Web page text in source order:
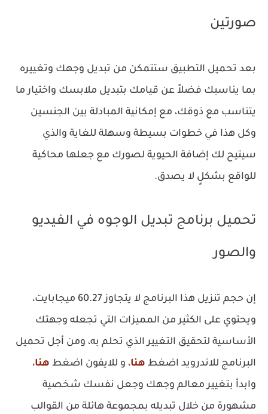
صورتين
بعد تحميل التطبيق ستتمكن من تبديل وجهك وتغييره
بما يناسبك فضلاً عن قيامك بتبديل ملابسك واختيار ما
يتناسب مع ذوقك، مع إمكانية المبادلة بين الجنسين
وكل هذا في خطوات بسيطة وسهلة للغاية والذي
سيتيح لك إضافة الحيوية لصورك مع جعلها محاكية
للواقع بشكلٍ لا يصدق.
تحميل برنامج تبديل الوجوه في الفيديو
والصور
إن حجم تنزيل هذا البرنامج لا يتجاوز 60.27 ميجابايت،
ويحتوي على الكثير من المميزات التي تجعله وجهتك
الأساسية لتحقيق التغيير الذي تحلم به، ومن أجل تحميل
البرنامج للاندرويد اضغط هنا، و للايفون اضغط هنا،
وابدأ بتغيير معالم وجهك وجعل نفسك شخصية
مشهورة من خلال تبديله بمجموعة هائلة من القوالب